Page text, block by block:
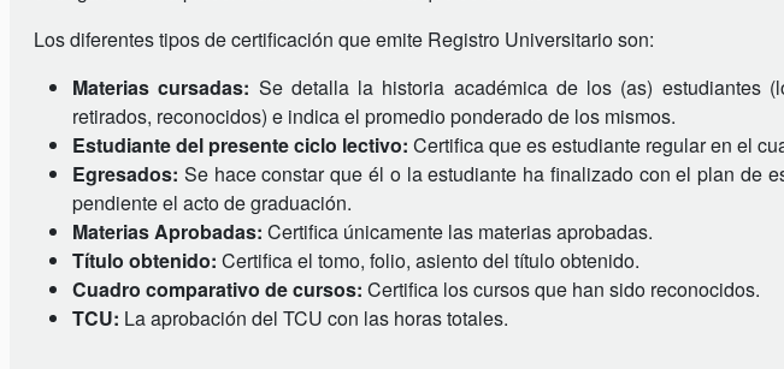
Los diferentes tipos de certificación que emite Registro Universitario son:
Materias cursadas: Se detalla la historia académica de los (as) estudiantes
retirados, reconocidos) e indica el promedio ponderado de los mismos.
Estudiante del presente ciclo lectivo: Certifica que es estudiante regular en el
Egresados: Se hace constar que él o la estudiante ha finalizado con el plan de
pendiente el acto de graduación.
Materias Aprobadas: Certifica únicamente las materias aprobadas.
Título obtenido: Certifica el tomo, folio, asiento del título obtenido.
Cuadro comparativo de cursos: Certifica los cursos que han sido
TCU: La aprobación del TCU con las horas totales.